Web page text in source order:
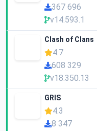
367 696
v14.593.1
Clash of Clans
4.7
608 329
v18.350.13
GRIS
4.3
8 347